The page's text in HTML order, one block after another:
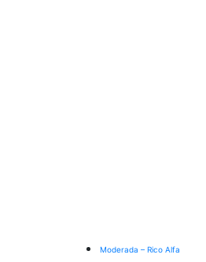
Moderada – Rico Alfa